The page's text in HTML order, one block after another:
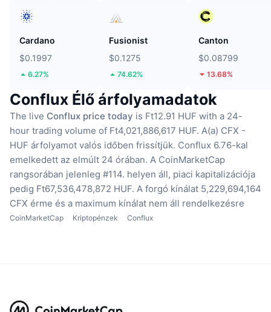
Cardano
$0.1997
6.27%
Fusionist
$0.1275
74.62%
Canton
$0.08799
13.68%
Conflux Élő árfolyamadatok
The live Conflux price today is Ft12.91 HUF with a 24-
hour trading volume of Ft4,021,886,617 HUF. A(a) CFX -
HUF árfolyamot valós időben frissítjük. Conflux 6.76-kal
emelkedett az elmúlt 24 órában. A CoinMarketCap
rangsorában jelenleg #114. helyen áll, piaci kapitalizációja
pedig Ft67,536,478,872 HUF. A forgó kínálat 5,229,694,164
CFX érme és a maximum kínálat nem áll rendelkezésre
CoinMarketCap Kriptopénzek Conflux